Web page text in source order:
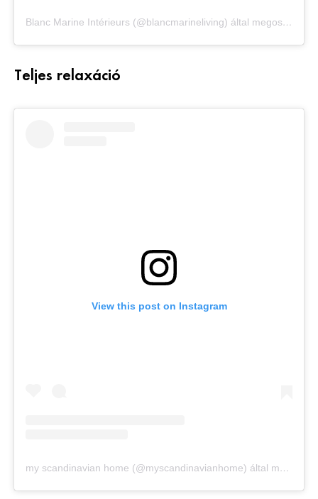
Blanc Marine Intérieurs (@blancmarineliving) által megosztott bejegyzés
Teljes relaxáció
View this post on Instagram
my scandinavian home (@myscandinavianhome) által megosztott bejegyzés